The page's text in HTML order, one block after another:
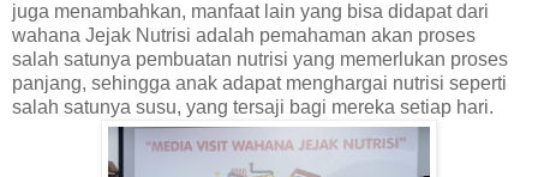
juga menambahkan, manfaat lain yang bisa didapat dari
wahana Jejak Nutrisi adalah pemahaman akan proses
salah satunya pembuatan nutrisi yang memerlukan proses
panjang, sehingga anak adapat menghargai nutrisi seperti
salah satunya susu, yang tersaji bagi mereka setiap hari.